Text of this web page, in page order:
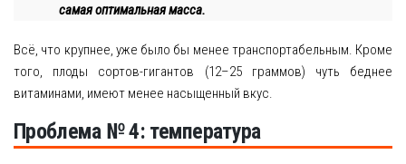
самая оптимальная масса.
Всё, что крупнее, уже было бы менее транспортабельным. Кроме
того, плоды сортов-гигантов (12–25 граммов) чуть беднее
витаминами, имеют менее насыщенный вкус.
Проблема № 4: температура